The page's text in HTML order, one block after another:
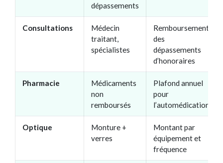
dépassements
Consultations
Médecin
traitant,
spécialistes
Remboursement
des
dépassements
d’honoraires
Pharmacie
Médicaments
non
remboursés
Plafond annuel
pour
l’automédication
Optique
Monture +
verres
Montant par
équipement et
fréquence